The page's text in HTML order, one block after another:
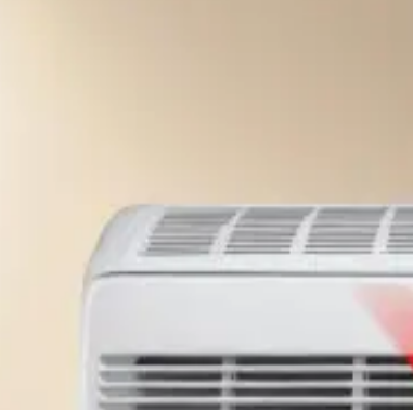
de manutenção do seu ar
práticas de manutenção e economia.
em Cozinha de